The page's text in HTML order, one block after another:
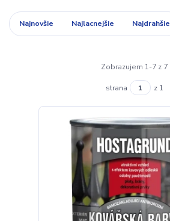
Najnovšie Najlacnejšie Najdrahšie
Zobrazujem 1-7 z 7
strana z 1